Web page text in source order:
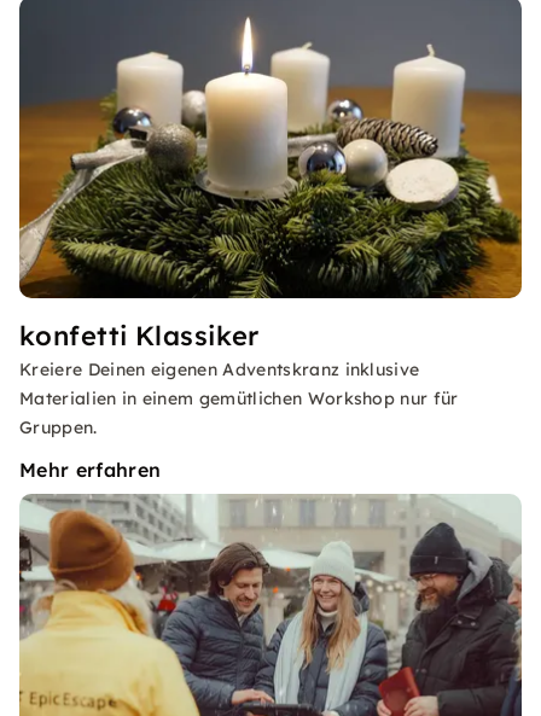
konfetti Klassiker
Kreiere Deinen eigenen Adventskranz inklusive
Materialien in einem gemütlichen Workshop nur für
Gruppen.
Mehr erfahren